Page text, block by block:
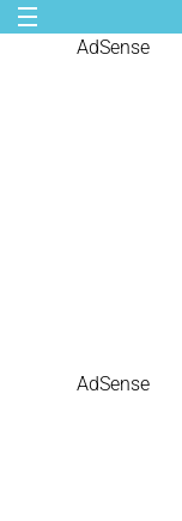
AdSense
AdSense